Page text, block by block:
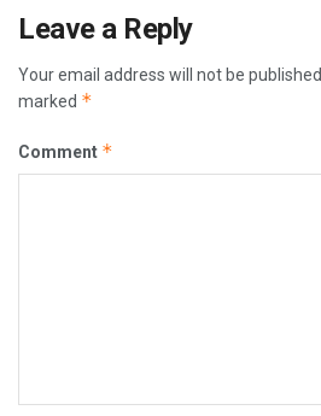
Leave a Reply
Your email address will not be published.
marked *
Comment *